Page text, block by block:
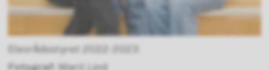
Elevrådsstyret 2022-2023
Marit Lind